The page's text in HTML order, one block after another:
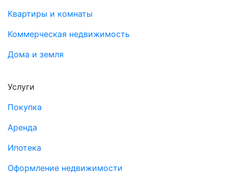
Квартиры и комнаты
Коммерческая недвижимость
Дома и земля
Услуги
Покупка
Аренда
Ипотека
Оформление недвижимости